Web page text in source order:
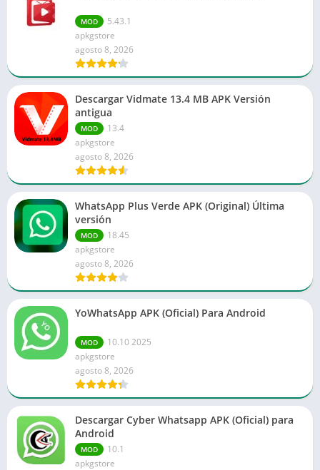
MOD
5.43.1
apkgstore
agosto 8, 2026
Descargar Vidmate 13.4 MB APK Versión
antigua
MOD
13.4
apkgstore
agosto 8, 2026
WhatsApp Plus Verde APK (Original) Última
versión
MOD
18.45
apkgstore
agosto 8, 2026
YoWhatsApp APK (Oficial) Para Android
MOD
10.10 2025
apkgstore
agosto 8, 2026
Descargar Cyber Whatsapp APK (Oficial) para
Android
MOD
10.1
apkgstore